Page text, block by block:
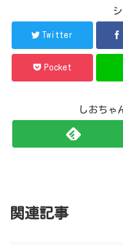
Twitter
Pocket
しおちゃ
関連記事